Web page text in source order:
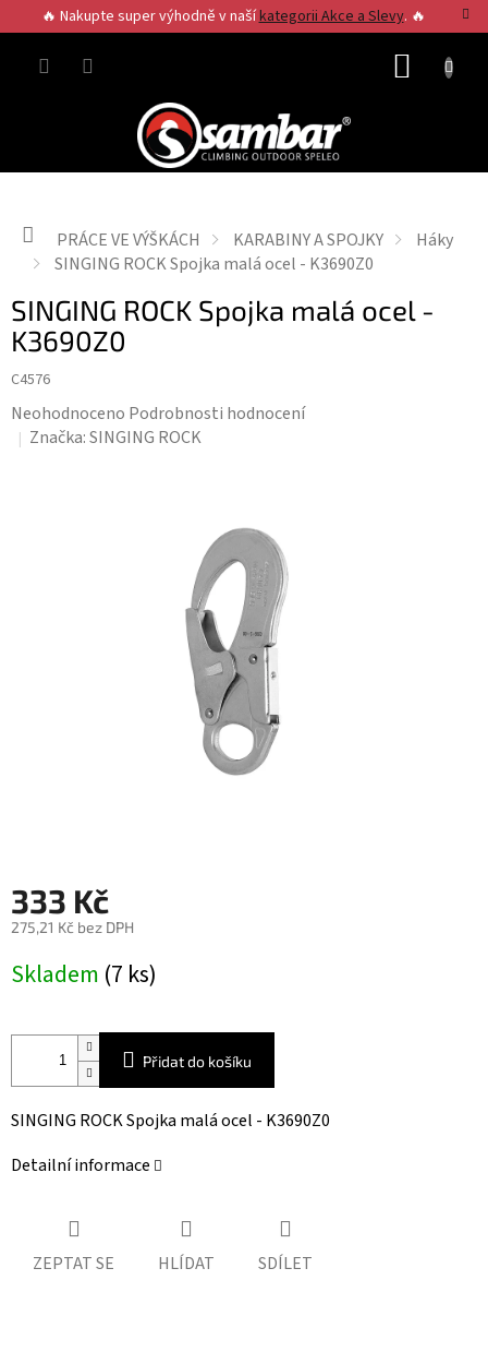
na
obsah
🔥 Nakupte super výhodně v našíkategorii Akce a Slevy. 🔥
Domů
PRÁCE VE VÝŠKÁCH KARABINY A SPOJKY
Háky
SINGING ROCK Spojka malá ocel - K3690Z0
SINGING ROCK Spojka malá ocel -
K3690Z0
C4576
Průměrné
hodnocení
Neohodnoceno Podrobnosti hodnocení
Značka:SINGING ROCK
333 Kč
275,21 Kč bez DPH
cena:
Skladem (7 ks)
Přidat do košíku
SINGING ROCK Spojka malá ocel - K3690Z0
Detailní informace
ZEPTAT SE HLÍDAT SDÍLET